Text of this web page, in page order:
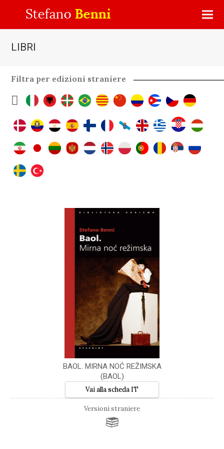
LIBRI
Filtra per edizioni straniere
BAOL. MIRNA NOĆ REŽIMSKA
(BAOL)
Vai alla scheda IT
Versioni straniere